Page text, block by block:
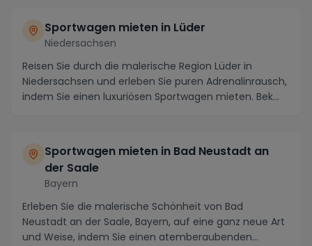
Sportwagen mieten in Lüder
Niedersachsen
Reisen Sie durch die malerische Region Lüder in
Niedersachsen und erleben Sie puren Adrenalinrausch,
indem Sie einen luxuriösen Sportwagen mieten. Bek...
Sportwagen mieten in Bad Neustadt an
der Saale
Bayern
Erleben Sie die malerische Schönheit von Bad
Neustadt an der Saale, Bayern, auf eine ganz neue Art
und Weise, indem Sie einen atemberaubenden